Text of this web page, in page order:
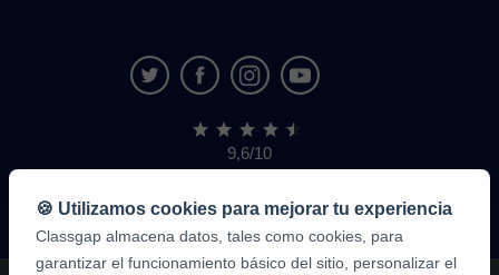
9,6/10
1.339.284
de
alumnos
🍪 Utilizamos cookies para mejorar tu experiencia
Classgap almacena datos, tales como cookies, para
garantizar el funcionamiento básico del sitio, personalizar el